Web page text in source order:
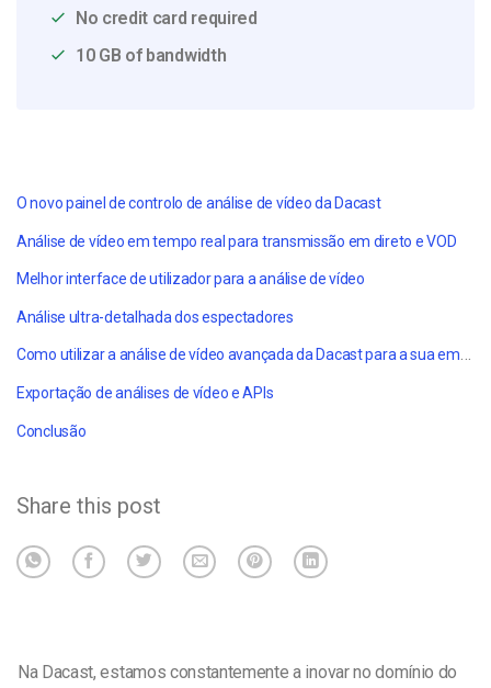
No credit card required
10 GB of bandwidth
O novo painel de controlo de análise de vídeo da Dacast
Análise de vídeo em tempo real para transmissão em direto e VOD
Melhor interface de utilizador para a análise de vídeo
Análise ultra-detalhada dos espectadores
Como utilizar a análise de vídeo avançada da Dacast para a sua empresa
Exportação de análises de vídeo e APIs
Conclusão
Share this post
Na Dacast, estamos constantemente a inovar no domínio do